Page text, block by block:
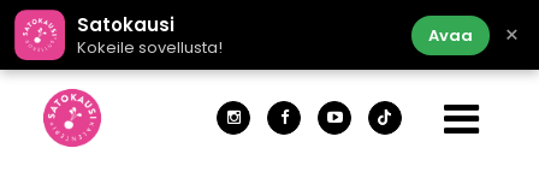
Satokausi
Kokeile sovellusta!
Avaa ×